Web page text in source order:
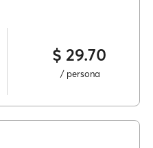
$ 29.70
/ persona